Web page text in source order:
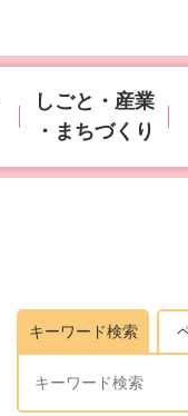
しごと・産業
・まちづくり
キーワード検索